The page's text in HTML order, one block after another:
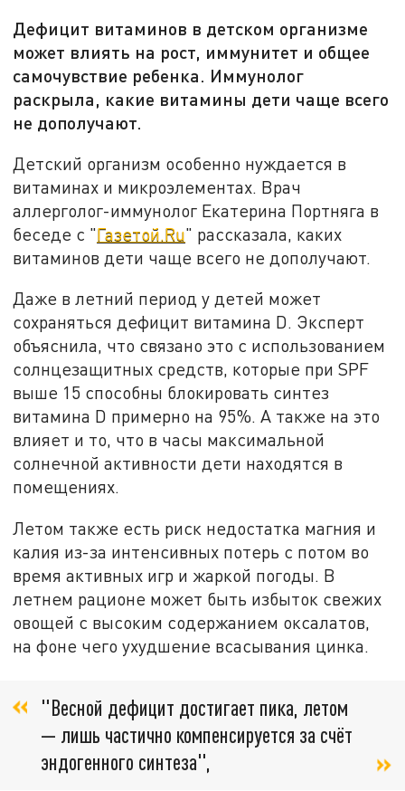
Дефицит витаминов в детском организме
может влиять на рост, иммунитет и общее
самочувствие ребенка. Иммунолог
раскрыла, какие витамины дети чаще всего
не дополучают.
Детский организм особенно нуждается в
витаминах и микроэлементах. Врач
аллерголог-иммунолог Екатерина Портняга в
беседе с "Газетой.Ru" рассказала, каких
витаминов дети чаще всего не дополучают.
Даже в летний период у детей может
сохраняться дефицит витамина D. Эксперт
объяснила, что связано это с использованием
солнцезащитных средств, которые при SPF
выше 15 способны блокировать синтез
витамина D примерно на 95%. А также на это
влияет и то, что в часы максимальной
солнечной активности дети находятся в
помещениях.
Летом также есть риск недостатка магния и
калия из-за интенсивных потерь с потом во
время активных игр и жаркой погоды. В
летнем рационе может быть избыток свежих
овощей с высоким содержанием оксалатов,
на фоне чего ухудшение всасывания цинка.
"Весной дефицит достигает пика, летом
— лишь частично компенсируется за счёт
эндогенного синтеза",